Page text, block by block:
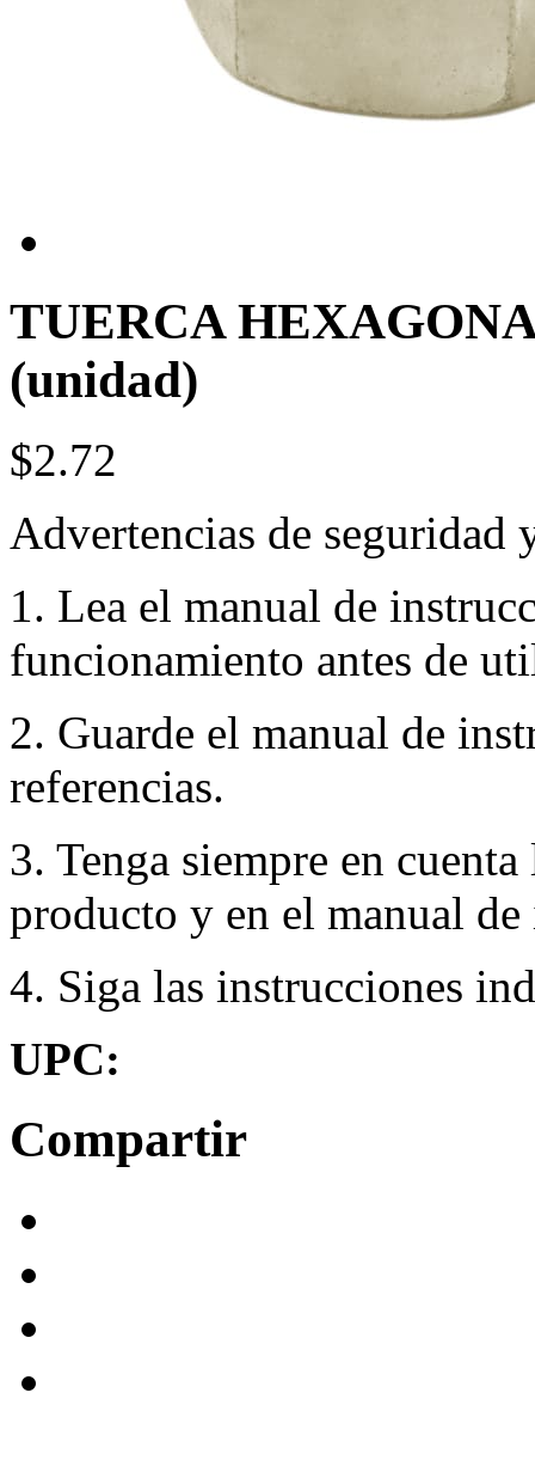
TUERCA
(unidad)
$2.72
Advertencias de seguridad
1. Lea el manual de
funcionamiento antes de
2. Guarde el manual de
referencias.
3. Tenga siempre en
producto y en el manual
4. Siga las instrucciones
UPC:
Compartir